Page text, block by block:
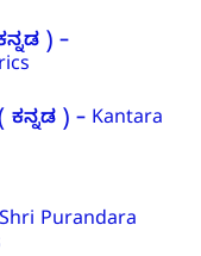
) –
ಕನ್ನಡ ) – Kantara
Purandara